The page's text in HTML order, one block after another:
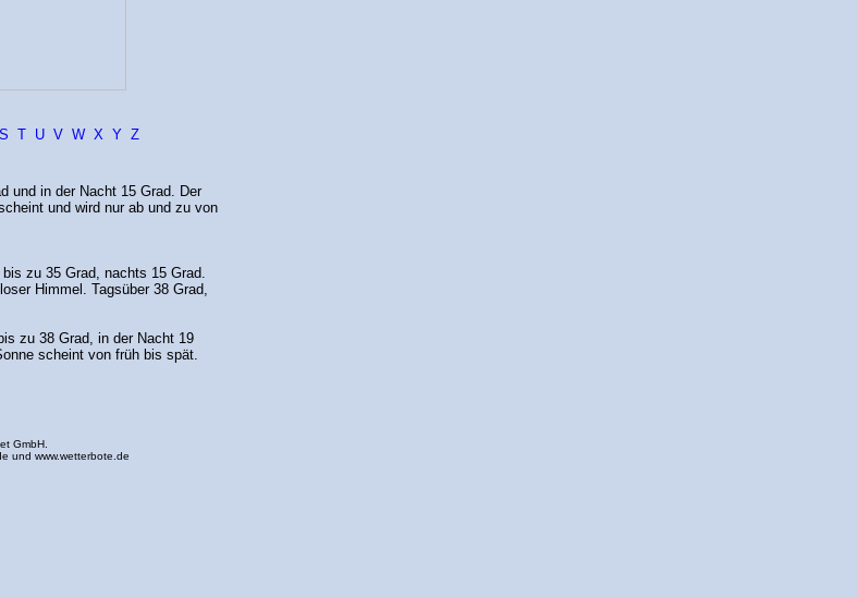
S T U V W X Y Z
und in der Nacht 15 Grad. Der
und wird nur ab und zu von
zu 35 Grad, nachts 15 Grad.
Himmel. Tagsüber 38 Grad,
zu 38 Grad, in der Nacht 19
scheint von früh bis spät.
GmbH.
und www.wetterbote.de